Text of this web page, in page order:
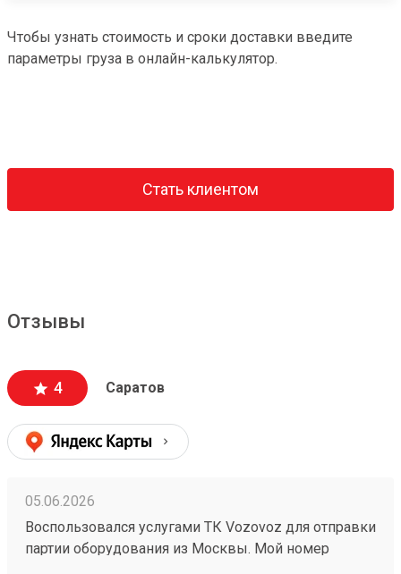
Чтобы узнать стоимость и сроки доставки введите
параметры груза в онлайн-калькулятор.
Стать клиентом
Отзывы
4 Саратов
05.06.2026
Воспользовался услугами ТК Vozovoz для отправки
партии оборудования из Москвы. Мой номер